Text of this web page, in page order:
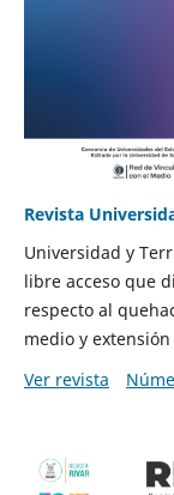
Revista
Universidad y
libre acceso que
respecto al
medio y
Ver revista